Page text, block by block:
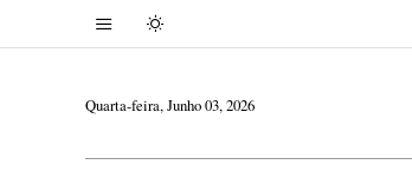
Quarta-feira, Junho 03, 2026